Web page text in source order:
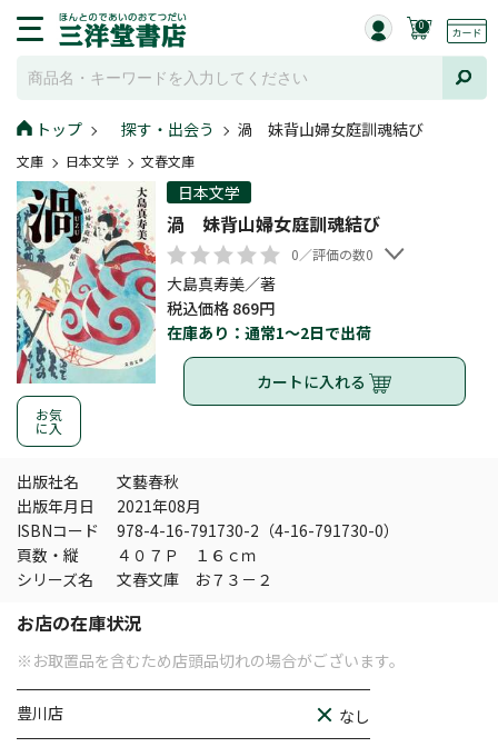
0
トップ 探す・出会う 渦 妹背山婦女庭訓魂結び
文庫 日本文学 文春文庫
お気
に入
日本文学
渦 妹背山婦女庭訓魂結び
0／評価の数0
大島真寿美／著
税込価格 869円
在庫あり：通常1～2日で出荷
カートに入れる
出版社名
文藝春秋
出版年月日
2021年08月
ISBNコード
978-4-16-791730-2（4-16-791730-0）
頁数・縦
４０７Ｐ １６ｃｍ
シリーズ名
文春文庫 お７３－２
お店の在庫状況
※お取置品を含むため店頭品切れの場合がございます。
豊川店 なし